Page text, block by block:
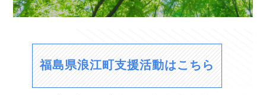
福島県浪江町支援活動はこちら